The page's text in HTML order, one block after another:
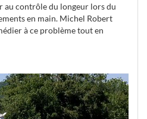
au contrôle du longeur lors du
en main. Michel Robert
à ce problème tout en